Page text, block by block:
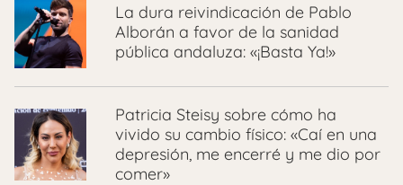
La dura reivindicación de Pablo
Alborán a favor de la sanidad
pública andaluza: «¡Basta Ya!»
Patricia Steisy sobre cómo ha
vivido su cambio físico: «Caí en una
depresión, me encerré y me dio por
comer»